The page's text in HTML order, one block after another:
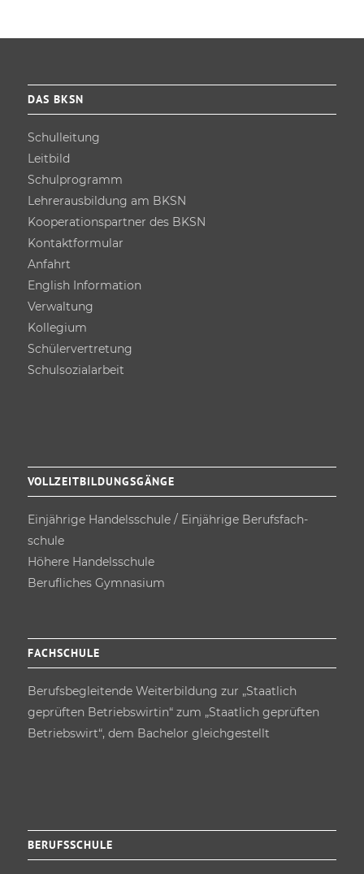
DAS BKSN
Schulleitung
Leitbild
Schulprogramm
Lehrer­ausbildung am BKSN
Kooperations­partner des BKSN
Kontakt­formular
Anfahrt
English Information
Verwaltung
Kollegium
Schüler­vertretung
Schulsozial­arbeit
VOLLZEITBILDUNGSGÄNGE
Einjährige Handels­schule / Einjährige Berufsfach­
schule
Höhere Handels­schule
Berufliches Gymnasium
FACHSCHULE
Berufs­begleitende Weiterbildung zur „Staatlich
geprüften Betriebswirtin“ zum „Staatlich geprüften
Betriebswirt“, dem Bachelor gleichgestellt
BERUFSSCHULE